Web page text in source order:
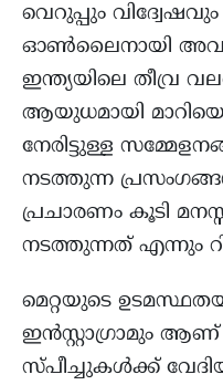
വെറുപ്പും വിദ്വേഷവും
ഓൺലൈനായി അവ
ഇന്ത്യയിലെ തീവ്ര
ആയുധമായി
നേരിട്ടുള്ള
നടത്തുന്ന
പ്രചാരണം കൂടി
നടത്തുന്നത് എന്നും
മെറ്റയുടെ
ഇൻസ്റ്റാഗ്രാമും ആണ്
സ്പീച്ചുകൾക്ക്